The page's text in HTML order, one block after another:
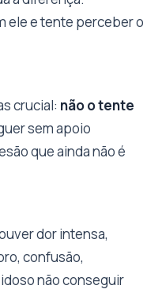
ele e tente perceber o
crucial: não o tente
sem apoio
que ainda não é
dor intensa,
confusão,
não conseguir